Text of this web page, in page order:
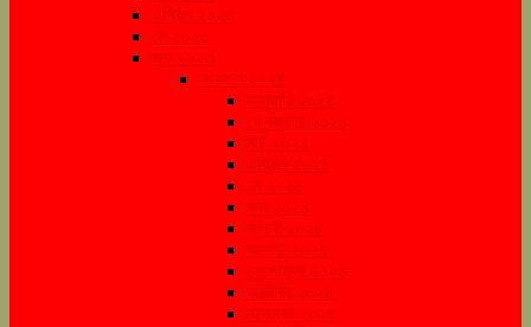
এপ্রিল ২০২৩
মে ২০২৩
জুন ২০২৩
সংরক্ষণ ২০২৪
জানুয়ারি ২০২৪
ফেব্রুয়ারি ২০২৪
মার্চ ২০২৪
এপ্রিল ২০২৪
মে ২০২৪
জুন ২০২৪
জুলাই ২০২৪
আগস্ট ২০২৪
সেপ্টেম্বর ২০২৪
অক্টোবর ২০২৪
নভেম্বর ২০২৪